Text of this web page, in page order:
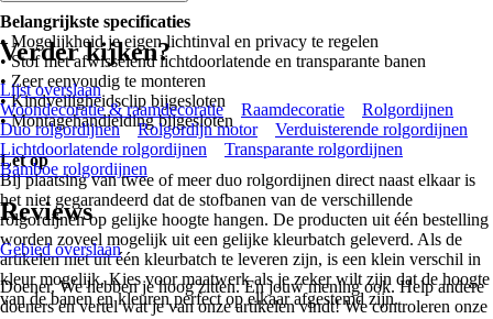
Belangrijkste specificaties
• Mogelijkheid je eigen lichtinval en privacy te regelen
• Stof met afwisselend lichtdoorlatende en transparante banen
• Zeer eenvoudig te monteren
• Kindveiligheidsclip bijgesloten
• Montagehandleiding bijgesloten
Let op
Bij plaatsing van twee of meer duo rolgordijnen direct naast elkaar is
het niet gegarandeerd dat de stofbanen van de verschillende
rolgordijnen op gelijke hoogte hangen. De producten uit één bestelling
worden zoveel mogelijk uit een gelijke kleurbatch geleverd. Als de
artikelen niet uit één kleurbatch te leveren zijn, is een klein verschil in
kleur mogelijk. Kies voor maatwerk als je zeker wilt zijn dat de hoogte
van de banen en kleuren perfect op elkaar afgestemd zijn.
Verder kijken?
Lijst overslaan
Woondecoratie & raamdecoratie
Raamdecoratie
Rolgordijnen
Duo rolgordijnen
Rolgordijn motor
Verduisterende rolgordijnen
Lichtdoorlatende rolgordijnen
Transparante rolgordijnen
Bamboe rolgordijnen
Reviews
Gebied overslaan
Doener. We hebben je hoog zitten. En jouw mening ook. Help andere
doeners en vertel wat je van onze artikelen vindt! We controleren onze